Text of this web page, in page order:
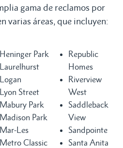
gama de reclamos por
varias áreas, que incluyen:
Heninger Park
Laurelhurst
Logan
Lyon Street
Mabury Park
Madison Park
Mar-Les
Metro Classic
Republic
Homes
Riverview
West
Saddleback
View
Sandpointe
Santa Anita